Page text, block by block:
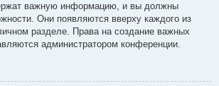
важную информацию, и вы должны
Они появляются вверху каждого из
разделе. Права на создание важных
администратором конференции.